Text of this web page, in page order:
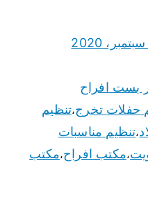
بست افراح
حفلات تخرج،تنظيم
،تنظيم مناسبات
،مكتب افراح،مكتب